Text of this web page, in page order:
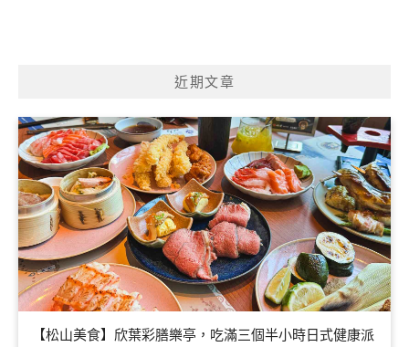
近期文章
【松山美食】欣葉彩膳樂亭，吃滿三個半小時日式健康派